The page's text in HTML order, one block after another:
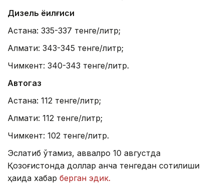
Дизель ёқилғиси
Астана: 335-337 тенге/литр;
Алмати: 343-345 тенге/литр;
Чимкент: 340-343 тенге/литр.
Автогаз
Астана: 112 тенге/литр;
Алмати: 112 тенге/литр;
Чимкент: 102 тенге/литр.
Эслатиб ўтамиз, аввалроқ 10 августда
Қозоғистонда доллар қанча тенгедан сотилиши
ҳақида хабар берган эдик.